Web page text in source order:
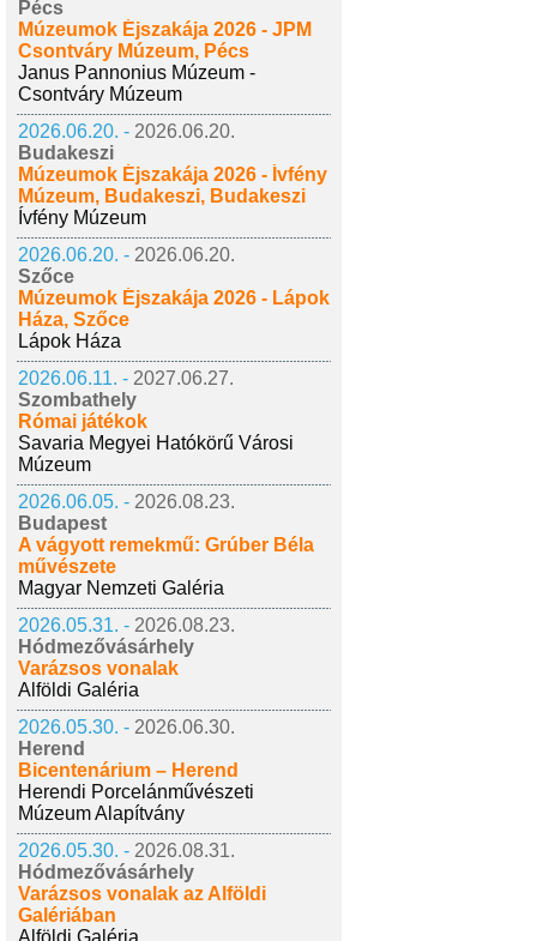
Pécs
Múzeumok Éjszakája 2026 - JPM
Csontváry Múzeum, Pécs
Janus Pannonius Múzeum -
Csontváry Múzeum
2026.06.20. - 2026.06.20.
Budakeszi
Múzeumok Éjszakája 2026 - Ívfény
Múzeum, Budakeszi, Budakeszi
Ívfény Múzeum
2026.06.20. - 2026.06.20.
Szőce
Múzeumok Éjszakája 2026 - Lápok
Háza, Szőce
Lápok Háza
2026.06.11. - 2027.06.27.
Szombathely
Római játékok
Savaria Megyei Hatókörű Városi
Múzeum
2026.06.05. - 2026.08.23.
Budapest
A vágyott remekmű: Grúber Béla
művészete
Magyar Nemzeti Galéria
2026.05.31. - 2026.08.23.
Hódmezővásárhely
Varázsos vonalak
Alföldi Galéria
2026.05.30. - 2026.06.30.
Herend
Bicentenárium – Herend
Herendi Porcelánművészeti
Múzeum Alapítvány
2026.05.30. - 2026.08.31.
Hódmezővásárhely
Varázsos vonalak az Alföldi
Galériában
Alföldi Galéria